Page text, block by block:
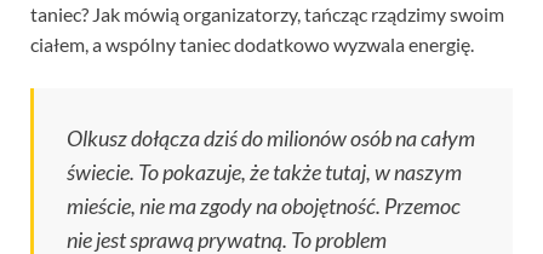
taniec? Jak mówią organizatorzy, tańcząc rządzimy swoim
ciałem, a wspólny taniec dodatkowo wyzwala energię.
Olkusz dołącza dziś do milionów osób na całym
świecie. To pokazuje, że także tutaj, w naszym
mieście, nie ma zgody na obojętność. Przemoc
nie jest sprawą prywatną. To problem